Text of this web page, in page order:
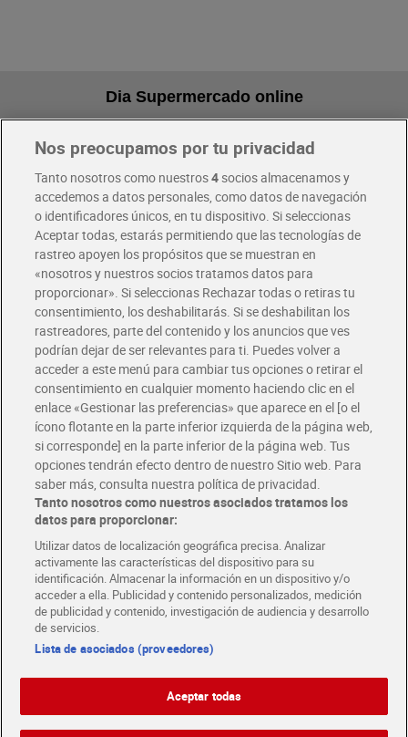
Dia Supermercado online
Pide hoy, recibe hoy
Envío gratis por compras superiores a 100€
Envío estandar por 4,99€
Glovo y Uber Eats
Solicita tu factura de Glovo o Uber Eats
Únete al CLUB Dia
Disfruta las ventajas y ofertas exclusivas.
Descárgate la APP Dia
Folletos y Tiendas
Descubre las mejores ofertas y busca tu tienda más cercana
Tarjeta MaX Dia
Te devuelve hasta 8€/mes de tus compras.
¡Solicita tu tarjeta de crédito aquí!
COMER MEJOR CADA DIA
COLABORA CON DIA ABRE TU TIENDA DIA CORPORATE
Nos preocupamos por tu privacidad
Tanto nosotros como nuestros4socios almacenamos y
accedemos a datos personales, como datos de navegación
o identificadores únicos, en tu dispositivo. Si seleccionas
Aceptar todas, estarás permitiendo que las tecnologías de
rastreo apoyen los propósitos que se muestran en
«nosotros y nuestros socios tratamos datos para
proporcionar». Si seleccionas Rechazar todas o retiras tu
consentimiento, los deshabilitarás. Si se deshabilitan los
rastreadores, parte del contenido y los anuncios que ves
podrían dejar de ser relevantes para ti. Puedes volver a
acceder a este menú para cambiar tus opciones o retirar el
consentimiento en cualquier momento haciendo clic en el
enlace «Gestionar las preferencias» que aparece en el [o el
ícono flotante en la parte inferior izquierda de la página web,
si corresponde] en la parte inferior de la página web. Tus
opciones tendrán efecto dentro de nuestro Sitio web. Para
saber más, consulta nuestra política de privacidad.
Tanto nosotros como nuestros asociados tratamos los
datos para proporcionar:
Utilizar datos de localización geográfica precisa. Analizar
activamente las características del dispositivo para su
identificación. Almacenar la información en un dispositivo y/o
acceder a ella. Publicidad y contenido personalizados, medición
de publicidad y contenido, investigación de audiencia y desarrollo
de servicios.
Lista de asociados (proveedores)
Aceptar todas